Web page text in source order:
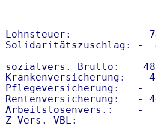
Lohnsteuer:           -
Solidaritätszuschlag: -
sozialvers. Brutto:
Krankenversicherung:  -
Pflegeversicherung:   -
Rentenversicherung:   -
Arbeitslosenvers.:    -
Z-Vers. VBL:          -